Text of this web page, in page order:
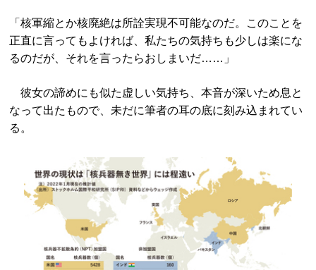
「核軍縮とか核廃絶は所詮実現不可能なのだ。このことを
正直に言ってもよければ、私たちの気持ちも少しは楽にな
るのだが、それを言ったらおしまいだ……」
彼女の諦めにも似た虚しい気持ち、本音が深いため息と
なって出たもので、未だに筆者の耳の底に刻み込まれてい
る。